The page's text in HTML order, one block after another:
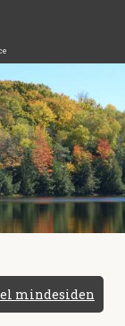
mindesiden